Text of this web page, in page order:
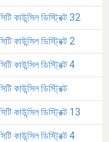
কাউন্সিল ডিস্ট্রিক্ট 32
কাউন্সিল ডিস্ট্রিক্ট 2
কাউন্সিল ডিস্ট্রিক্ট 4
কাউন্সিল ডিস্ট্রিক্ট
কাউন্সিল ডিস্ট্রিক্ট 13
কাউন্সিল ডিস্ট্রিক্ট 4